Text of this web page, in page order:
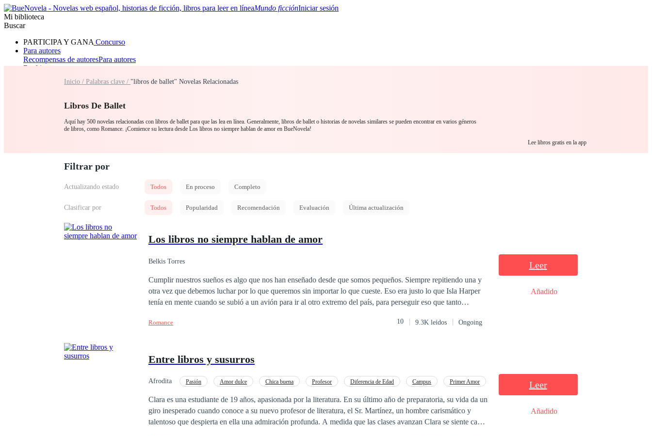
Mundo ficciónIniciar sesión
Mi biblioteca
Buscar
PARTICIPA Y GANA Concurso
Para autores
Recompensas de autoresPara autores
Ranking
RomanceHombre loboMafia
Inicio / Palabras clave / "libros de ballet" Novelas Relacionadas
Libros De Ballet
Aquí hay 500 novelas relacionadas con libros de ballet para que las lea en línea. Generalmente, libros de ballet o historias de novelas similares se pueden encontrar en varios géneros
de libros, como Romance. ¡Comience su lectura desde Los libros no siempre hablan de amor en BueNovela!
Lee libros gratis en la app
Filtrar por
Actualizando estado Todos En proceso Completo
Clasificar por Todos Popularidad Recomendación Evaluación Última actualización
Los libros no siempre hablan de amor
Belkis Torres
Cumplir nuestros sueños es algo que nos han enseñado desde que somos pequeños. Siempre repitiendo una y
otra vez que debemos luchar por lo que queremos sin importar lo que cueste. Eso era justo lo que Isla Harper
tenía en mente cuando se subió a un avión para ir al otro extremo del país, para perseguir eso que tanto
vendrían muchas cosas más, nuevas amistades, nuevos gustos, pero sobre todo, algo sobre lo que solamente
Romance 10 9.3K leídos Ongoing
Leer
Añadido
Entre libros y susurros
Afrodita Pasión Amor dulce Chica buena Profesor Diferencia de Edad Campus Primer Amor
Clara es una estudiante de 19 años, apasionada por la literatura. En su último año de preparatoria, su vida da un
giro inesperado cuando conoce a su nuevo profesor de literatura, el Sr. Martínez, un hombre carismático y
talentoso que despierta en ella una admiración profunda. A medida que las clases avanzan Clara se siente cada
Leer
Añadido